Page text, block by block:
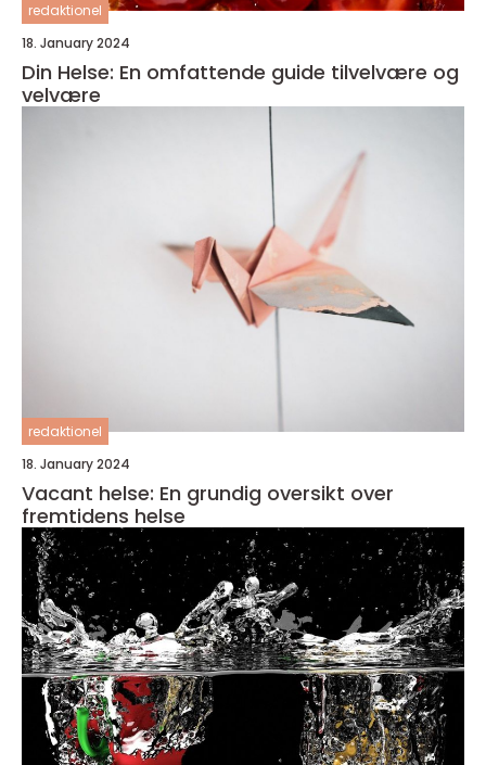
redaktionel
18. January 2024
Din Helse: En omfattende guide tilvelvære og
velvære
redaktionel
18. January 2024
Vacant helse: En grundig oversikt over
fremtidens helse